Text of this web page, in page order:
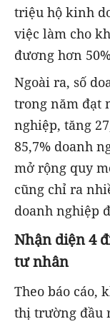
triệu hộ kinh
việc làm cho
đương hơn
Ngoài ra, số
trong năm đạt
nghiệp, tăng
85,7% doanh
mở rộng quy
cũng chỉ ra
doanh nghiệp
Nhận diện 4
tư nhân
Theo báo cáo,
thị trường đầu